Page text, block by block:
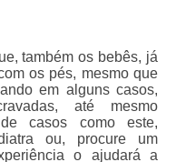
também os bebês, já
os pés, mesmo que
em alguns casos,
até mesmo
casos como este,
ou, procure um
o ajudará a